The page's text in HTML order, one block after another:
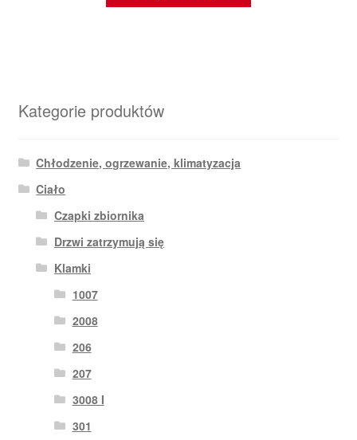
Kategorie produktów
Chłodzenie, ogrzewanie, klimatyzacja
Ciało
Czapki zbiornika
Drzwi zatrzymują się
Klamki
1007
2008
206
207
3008 I
301